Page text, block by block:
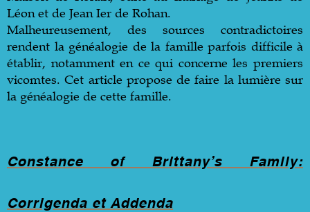
Léon et de Jean Ier de Rohan.
Malheureusement, des sources contradictoires
rendent la généalogie de la famille parfois difficile à
établir, notamment en ce qui concerne les premiers
vicomtes. Cet article propose de faire la lumière sur
la généalogie de cette famille.
Constance of Brittany’s Family:
Corrigenda et Addenda